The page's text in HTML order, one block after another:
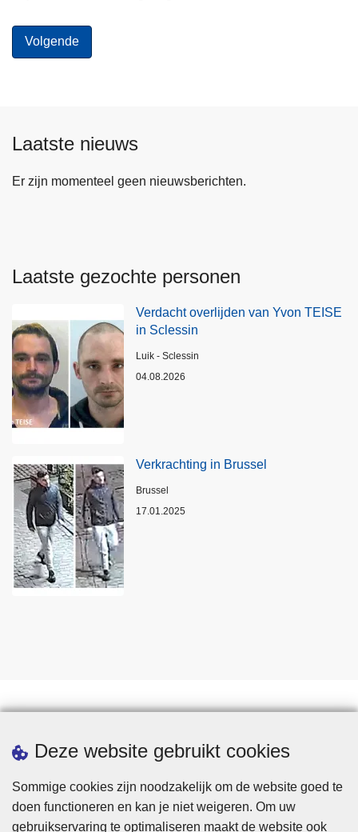
Deze website gebruikt cookies
Sommige cookies zijn noodzakelijk om de website goed te
doen functioneren en kan je niet weigeren. Om uw
gebruikservaring te optimaliseren maakt de website ook
Laatste nieuws
Er zijn momenteel geen nieuwsberichten.
Laatste gezochte personen
Verdacht overlijden van Yvon TEISE
in Sclessin
Plaats
Luik - Sclessin
04.08.2026
Verkrachting in Brussel
Plaats
Brussel
17.01.2025